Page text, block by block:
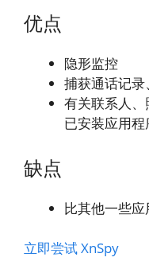
优点
隐形监控
捕获通话记
有关联系人
已安装应用
缺点
比其他一些
立即尝试 XnSpy